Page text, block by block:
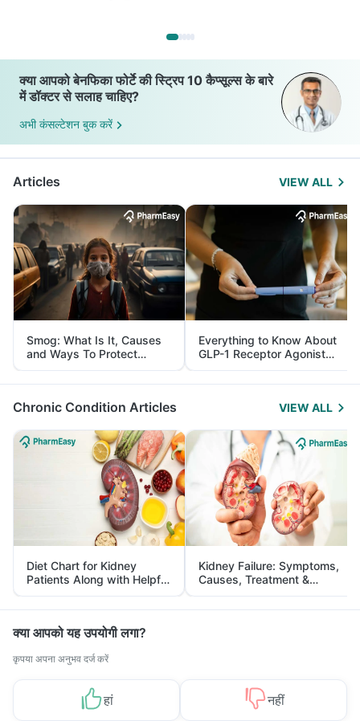
क्या आपको बेनफिका फोर्टे की स्ट्रिप 10 कैप्सूल्स के बारे
में डॉक्टर से सलाह चाहिए?
अभी कंसल्टेशन बुक करें
Articles VIEW ALL
Smog: What Is It, Causes
and Ways To Protect
Yourself From It
Everything to Know About
GLP-1 Receptor Agonist
and Its Role in Weight
Management
Chronic Condition Articles VIEW ALL
Diet Chart for Kidney
Patients Along with Helpful
Tips
Kidney Failure: Symptoms,
Causes, Treatment &
Prevention
क्या आपको यह उपयोगी लगा?
कृपया अपना अनुभव दर्ज करें
हां नहीं